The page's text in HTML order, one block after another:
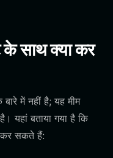
साथ क्या कर
में नहीं है; यह मीम
यहां बताया गया है कि
सकते हैं: